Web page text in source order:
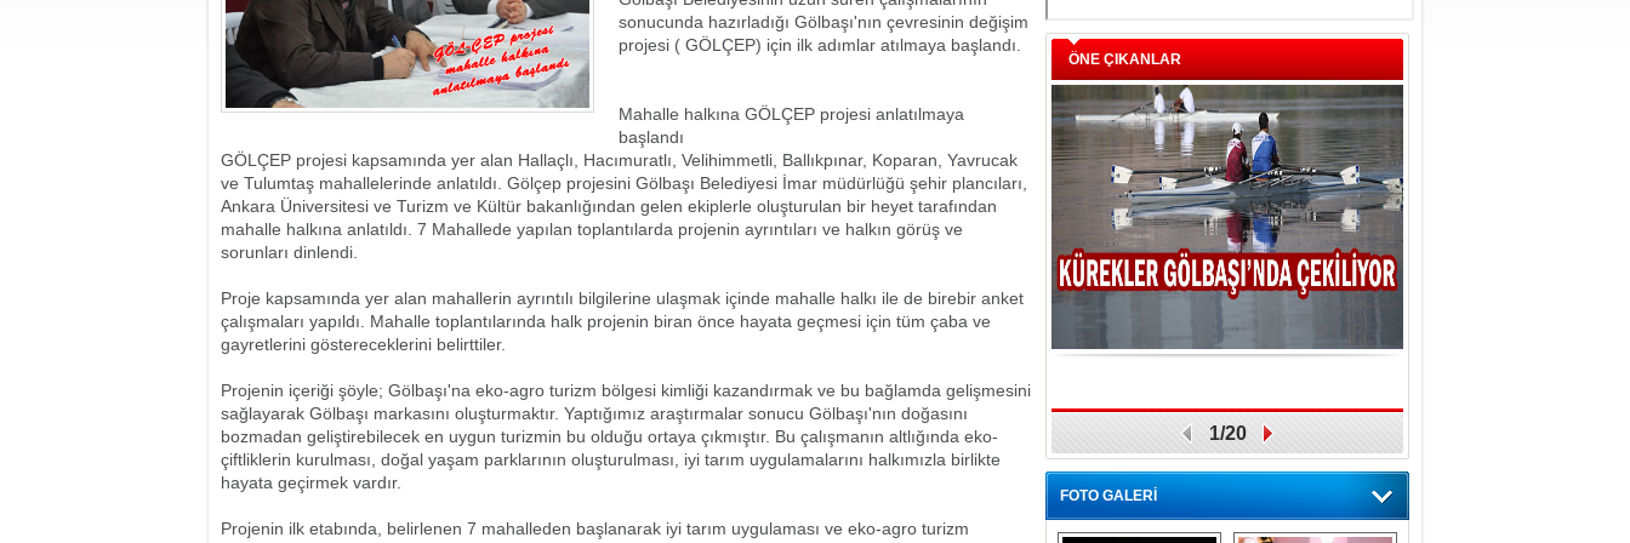
sonucunda hazırladığı Gölbaşı'nın çevresinin değişim
projesi ( GÖLÇEP) için ilk adımlar atılmaya başlandı.
Mahalle halkına GÖLÇEP projesi anlatılmaya
başlandı
GÖLÇEP projesi kapsamında yer alan Hallaçlı, Hacımuratlı, Velihimmetli, Ballıkpınar, Koparan, Yavrucak
ve Tulumtaş mahallelerinde anlatıldı. Gölçep projesini Gölbaşı Belediyesi İmar müdürlüğü şehir plancıları,
Ankara Üniversitesi ve Turizm ve Kültür bakanlığından gelen ekiplerle oluşturulan bir heyet tarafından
mahalle halkına anlatıldı. 7 Mahallede yapılan toplantılarda projenin ayrıntıları ve halkın görüş ve
sorunları dinlendi.
Proje kapsamında yer alan mahallerin ayrıntılı bilgilerine ulaşmak içinde mahalle halkı ile de birebir anket
çalışmaları yapıldı. Mahalle toplantılarında halk projenin biran önce hayata geçmesi için tüm çaba ve
gayretlerini göstereceklerini belirttiler.
Projenin içeriği şöyle; Gölbaşı'na eko-agro turizm bölgesi kimliği kazandırmak ve bu bağlamda gelişmesini
sağlayarak Gölbaşı markasını oluşturmaktır. Yaptığımız araştırmalar sonucu Gölbaşı'nın doğasını
bozmadan geliştirebilecek en uygun turizmin bu olduğu ortaya çıkmıştır. Bu çalışmanın altlığında eko-
çiftliklerin kurulması, doğal yaşam parklarının oluşturulması, iyi tarım uygulamalarını halkımızla birlikte
hayata geçirmek vardır.
Projenin ilk etabında, belirlenen 7 mahalleden başlanarak iyi tarım uygulaması ve eko-agro turizm
ÖNE ÇIKANLAR
1/20
FOTO GALERİ